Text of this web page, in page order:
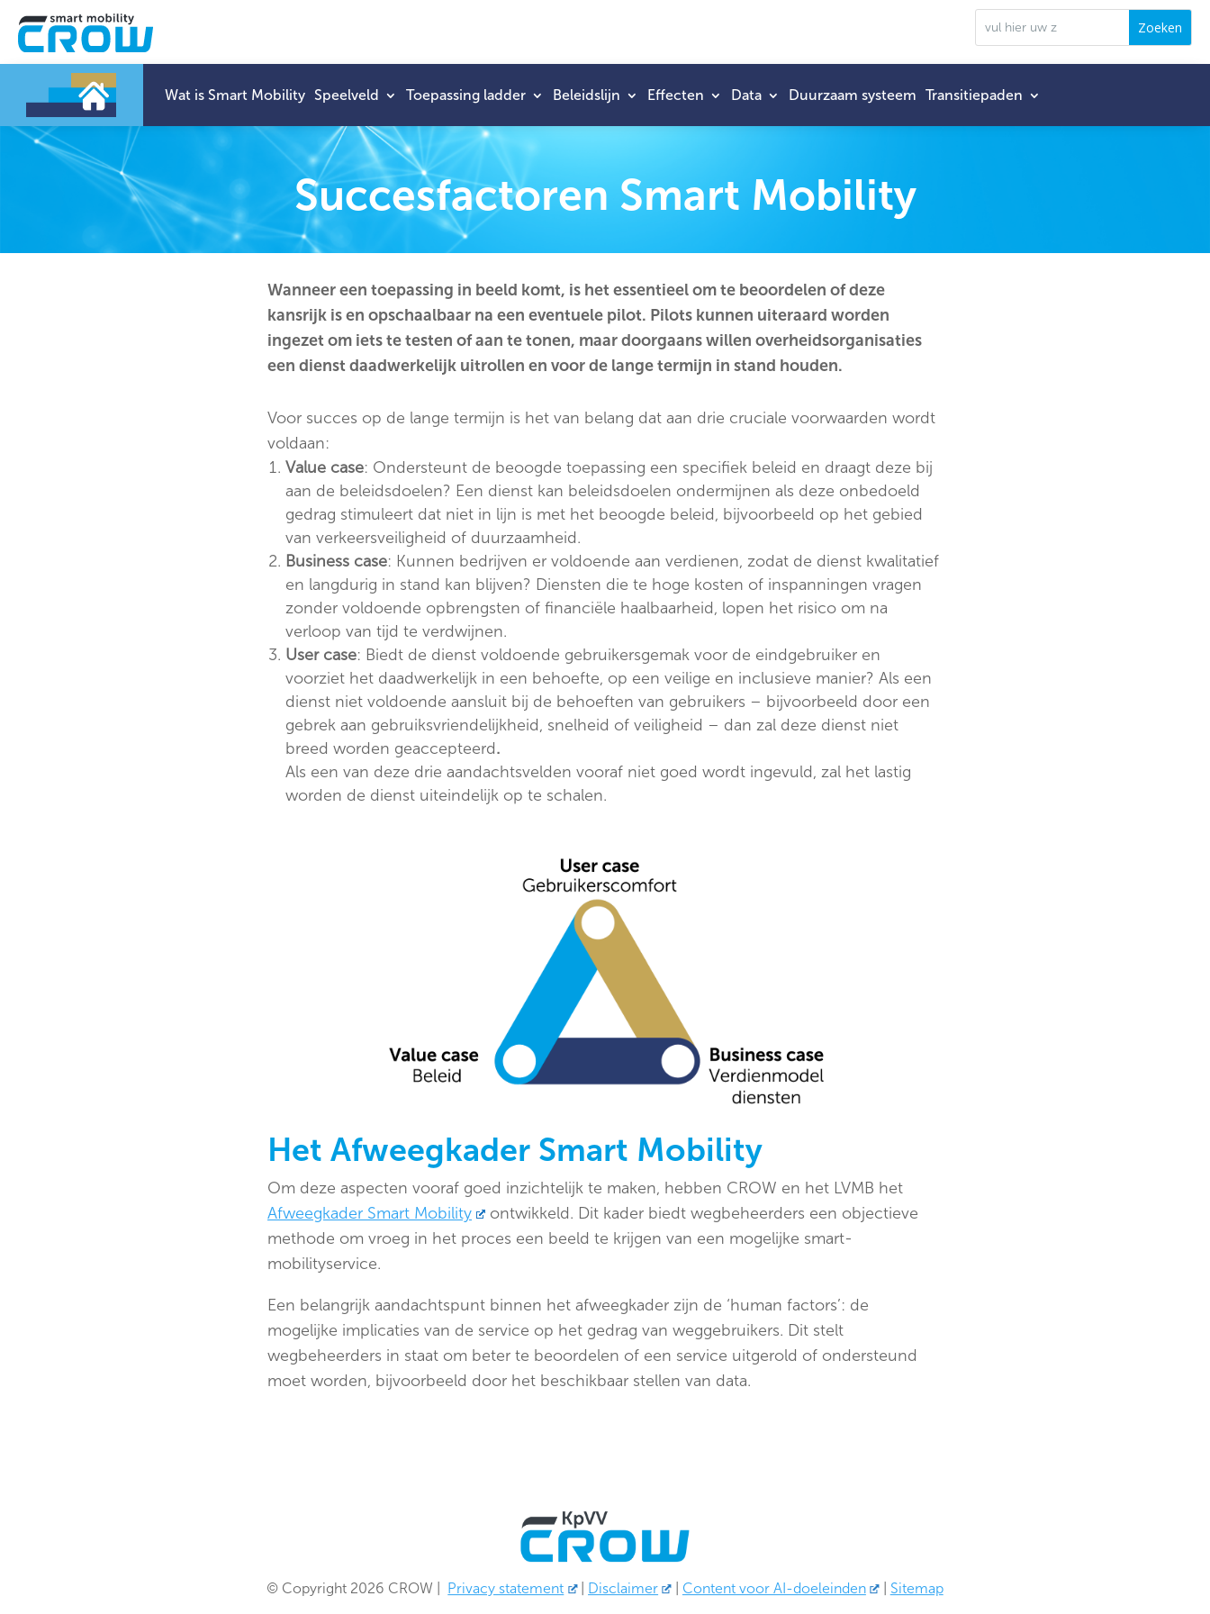
Wat is Smart Mobility Speelveld Toepassing ladder Beleidslijn Effecten Data Duurzaam systeem Transitiepaden
Succesfactoren Smart Mobility
Wanneer een toepassing in beeld komt, is het essentieel om te beoordelen of deze
kansrijk is en opschaalbaar na een eventuele pilot. Pilots kunnen uiteraard worden
ingezet om iets te testen of aan te tonen, maar doorgaans willen overheidsorganisaties
een dienst daadwerkelijk uitrollen en voor de lange termijn in stand houden.
Voor succes op de lange termijn is het van belang dat aan drie cruciale voorwaarden wordt
voldaan:
Value case: Ondersteunt de beoogde toepassing een specifiek beleid en draagt deze bij
aan de beleidsdoelen? Een dienst kan beleidsdoelen ondermijnen als deze onbedoeld
gedrag stimuleert dat niet in lijn is met het beoogde beleid, bijvoorbeeld op het gebied
van verkeersveiligheid of duurzaamheid.
Business case: Kunnen bedrijven er voldoende aan verdienen, zodat de dienst kwalitatief
en langdurig in stand kan blijven? Diensten die te hoge kosten of inspanningen vragen
zonder voldoende opbrengsten of financiële haalbaarheid, lopen het risico om na
verloop van tijd te verdwijnen.
User case: Biedt de dienst voldoende gebruikersgemak voor de eindgebruiker en
voorziet het daadwerkelijk in een behoefte, op een veilige en inclusieve manier? Als een
dienst niet voldoende aansluit bij de behoeften van gebruikers – bijvoorbeeld door een
gebrek aan gebruiksvriendelijkheid, snelheid of veiligheid – dan zal deze dienst niet
breed worden geaccepteerd.
Als een van deze drie aandachtsvelden vooraf niet goed wordt ingevuld, zal het lastig
worden de dienst uiteindelijk op te schalen.
Het Afweegkader Smart Mobility
Om deze aspecten vooraf goed inzichtelijk te maken, hebben CROW en het LVMB het
Afweegkader Smart Mobility
ontwikkeld. Dit kader biedt wegbeheerders een objectieve
methode om vroeg in het proces een beeld te krijgen van een mogelijke smart-
mobilityservice.
Een belangrijk aandachtspunt binnen het afweegkader zijn de ‘human factors’: de
mogelijke implicaties van de service op het gedrag van weggebruikers. Dit stelt
wegbeheerders in staat om beter te beoordelen of een service uitgerold of ondersteund
moet worden, bijvoorbeeld door het beschikbaar stellen van data.
© Copyright 2026 CROW Privacy statement | Disclaimer | Content voor AI-doeleinden | Sitemap